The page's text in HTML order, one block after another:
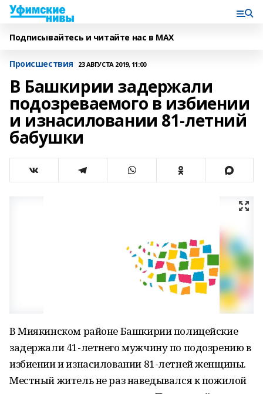
Подписывайтесь и читайте нас в MAX
Происшествия 23 АВГУСТА 2019, 11:00
В Башкирии задержали
подозреваемого в избиении
и изнасиловании 81-летний
бабушки
В Миякинском районе Башкирии полицейские
задержали 41-летнего мужчину по подозрению в
избиении и изнасиловании 81-летней женщины.
Местный житель не раз наведывался к пожилой